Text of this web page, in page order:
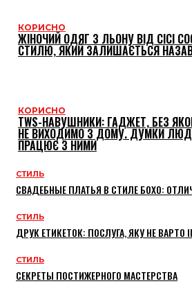
КОРИСНО
ЖІНОЧИЙ ОДЯГ З ЛЬОНУ ВІД CICI
СТИЛЮ, ЯКИЙ ЗАЛИШАЄТЬСЯ
КОРИСНО
TWS-НАВУШНИКИ: ГАДЖЕТ, БЕЗ
НЕ ВИХОДИМО З ДОМУ. ДУМКИ
ПРАЦЮЄ З НИМИ
СТИЛЬ
СВАДЕБНЫЕ ПЛАТЬЯ В СТИЛЕ БОХО:
СТИЛЬ
ДРУК ЕТИКЕТОК: ПОСЛУГА, ЯКУ НЕ ВАРТО
СТИЛЬ
СЕКРЕТЫ ПОСТИЖЕРНОГО МАСТЕРСТВА